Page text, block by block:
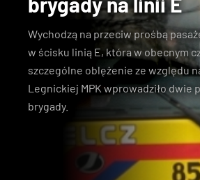
Wychodzą na przeciw prośbą
w ścisku linią E, która w obecnym
szczególne oblężenie ze względu
Legnickiej MPK wprowadziło dwie
brygady.